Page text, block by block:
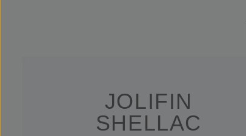
JOLIFIN
SHELLAC